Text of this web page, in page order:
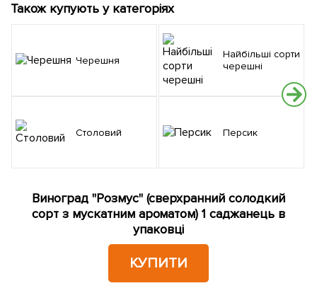
Також купують у категоріях
Черешня
Столовий
Найбільші сорти
черешні
Персик
Виноград "Розмус" (сверхранний солодкий
сорт з мускатним ароматом) 1 саджанець в
упаковці
КУПИТИ